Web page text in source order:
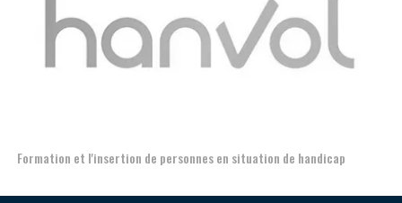
Formation et l'insertion de personnes en situation de handicap